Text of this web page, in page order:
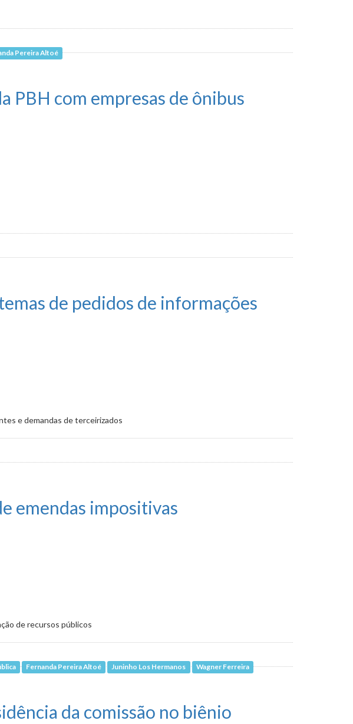
Pereira Altoé
PBH com empresas de ônibus
de pedidos de informações
e demandas de terceirizados
emendas impositivas
de recursos públicos
Fernanda Pereira Altoé Juninho Los Hermanos Wagner Ferreira
da comissão no biênio